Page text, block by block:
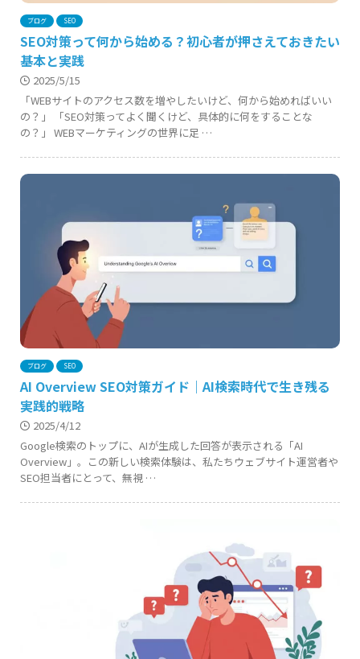
ブログ SEO
SEO対策って何から始める？初心者が押さえておきたい
基本と実践
2025/5/15
「WEBサイトのアクセス数を増やしたいけど、何から始めればいい
の？」 「SEO対策ってよく聞くけど、具体的に何をすることな
の？」 WEBマーケティングの世界に足 …
ブログ SEO
AI Overview SEO対策ガイド｜AI検索時代で生き残る
実践的戦略
2025/4/12
Google検索のトップに、AIが生成した回答が表示される「AI
Overview」。この新しい検索体験は、私たちウェブサイト運営者や
SEO担当者にとって、無視 …